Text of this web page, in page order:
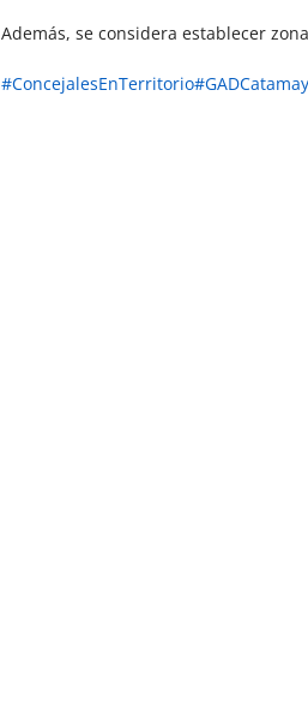
Además, se considera establecer
#ConcejalesEnTerritorio